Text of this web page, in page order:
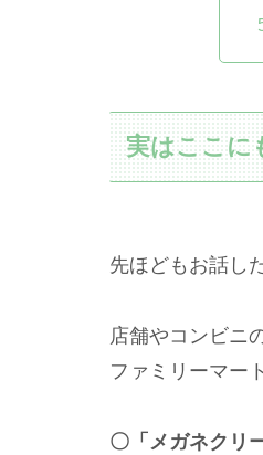
実はここに
先ほどもお話し
店舗やコンビニ
ファミリーマー
〇「メガネクリ